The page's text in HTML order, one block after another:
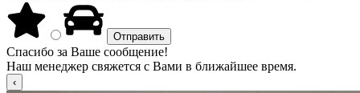
Спасибо за Ваше сообщение!
Наш менеджер свяжется с Вами в ближайшее время.